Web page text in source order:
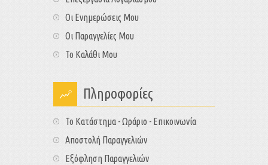
Οι Ενημερώσεις Μου
Οι Παραγγελίες Μου
Το Καλάθι Μου
Πληροφορίες
Το Κατάστημα - Ωράριο - Επικοινωνία
Αποστολή Παραγγελιών
Εξόφληση Παραγγελιών